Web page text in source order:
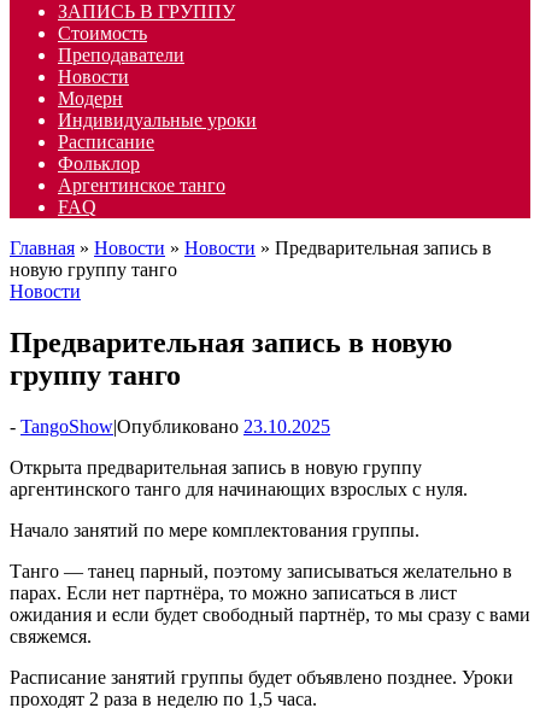
ЗАПИСЬ В ГРУППУ
Стоимость
Преподаватели
Новости
Модерн
Индивидуальные уроки
Расписание
Фольклор
Аргентинское танго
FAQ
Главная » Новости » Новости » Предварительная запись в
новую группу танго
Новости
Предварительная запись в новую
группу танго
- TangoShow|Опубликовано 23.10.2025
Открыта предварительная запись в новую группу
аргентинского танго для начинающих взрослых с нуля.
Начало занятий по мере комплектования группы.
Танго — танец парный, поэтому записываться желательно в
парах. Если нет партнёра, то можно записаться в лист
ожидания и если будет свободный партнёр, то мы сразу с вами
свяжемся.
Расписание занятий группы будет объявлено позднее. Уроки
проходят 2 раза в неделю по 1,5 часа.